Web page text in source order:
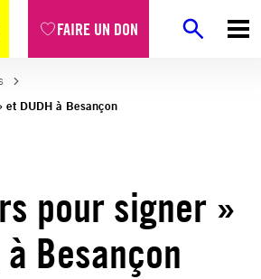
FAIRE UN DON
et DUDH à Besançon
pour signer »
à Besançon